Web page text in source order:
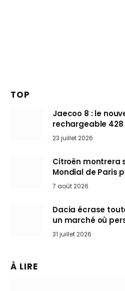
TOP
Jaecoo 8 : le
rechargeable 428
arrive en Europe
23 juillet 2026
Citroën montrera
Mondial de Paris
Mini désertent le
7 août 2026
Dacia écrase
un marché où
31 juillet 2026
À LIRE